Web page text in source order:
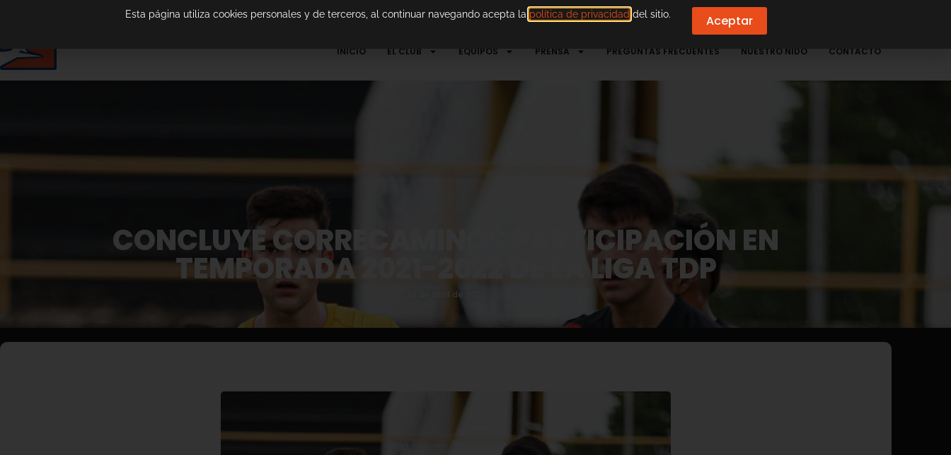
INICIO EL CLUB EQUIPOS PRENSA PREGUNTAS FRECUENTES NUESTRO NIDO CONTACTO
CONCLUYE CORRECAMINOS PARTICIPACIÓN EN
TEMPORADA 2021-2022 DE LA LIGA TDP
30 de abril de 2022
Esta página utiliza cookies personales y de terceros, al continuar navegando acepta la política de privacidad del sitio. Aceptar